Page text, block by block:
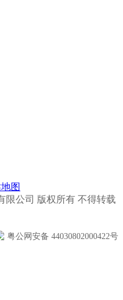
图
限公司 版权所有 不得转载
粤公网安备 44030802000422号